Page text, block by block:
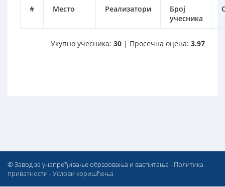
# Место Реализатори
Број
учесника
Укупно учесника: 30 | Просечна оцена: 3.97
© Завод за унапређивање образовања и васпитања - Политика
приватности -Услови коришћења